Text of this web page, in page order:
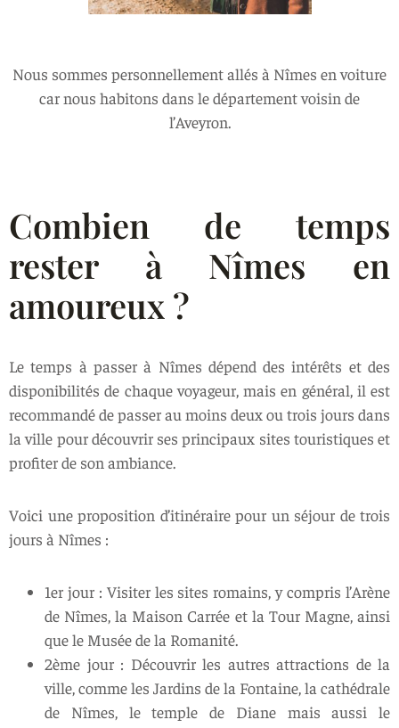
Nous sommes personnellement allés à Nîmes en voiture
car nous habitons dans le département voisin de
l’Aveyron.
Combien de temps
rester à Nîmes en
amoureux ?
Le temps à passer à Nîmes dépend des intérêts et des
disponibilités de chaque voyageur, mais en général, il est
recommandé de passer au moins deux ou trois jours dans
la ville pour découvrir ses principaux sites touristiques et
profiter de son ambiance.
Voici une proposition d’itinéraire pour un séjour de trois
jours à Nîmes :
1er jour : Visiter les sites romains, y compris l’Arène
de Nîmes, la Maison Carrée et la Tour Magne, ainsi
que le Musée de la Romanité.
2ème jour : Découvrir les autres attractions de la
ville, comme les Jardins de la Fontaine, la cathédrale
de Nîmes, le temple de Diane mais aussi le